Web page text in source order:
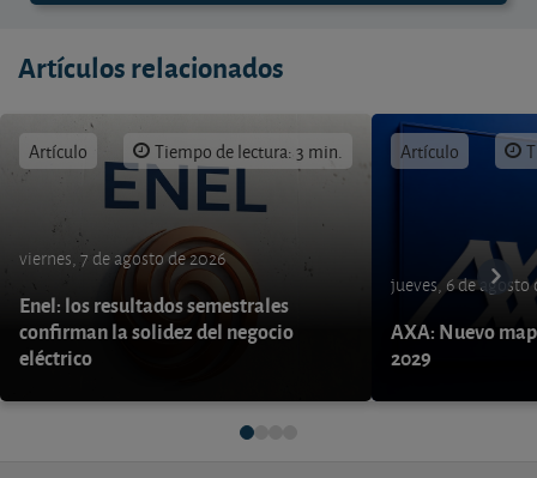
Artículos relacionados
Artículo Tiempo de lectura: 3 min.
viernes, 7 de agosto de 2026
Enel: los resultados semestrales
confirman la solidez del negocio
eléctrico
Artículo
jueves, 6 de agosto
AXA: Nuevo
2029